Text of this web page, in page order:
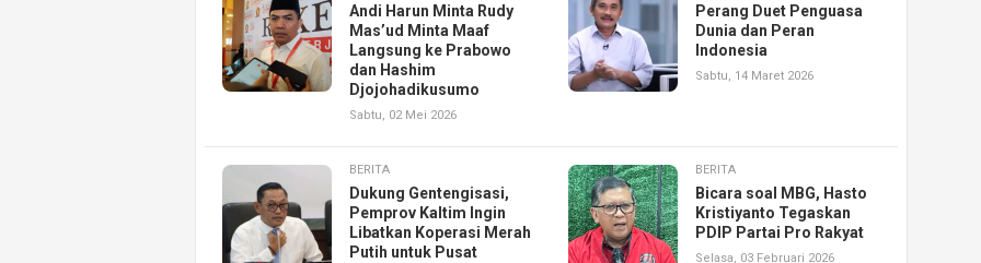
Andi Harun Minta Rudy
Mas’ud Minta Maaf
Langsung ke Prabowo
dan Hashim
Djojohadikusumo
Sabtu, 02 Mei 2026
Perang Duet Penguasa
Dunia dan Peran
Indonesia
Sabtu, 14 Maret 2026
BERITA
Dukung Gentengisasi,
Pemprov Kaltim Ingin
Libatkan Koperasi Merah
Putih untuk Pusat
BERITA
Bicara soal MBG, Hasto
Kristiyanto Tegaskan
PDIP Partai Pro Rakyat
Selasa, 03 Februari 2026